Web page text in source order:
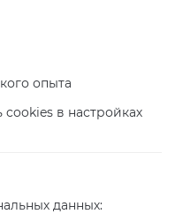
опыта
в настройках
данных: